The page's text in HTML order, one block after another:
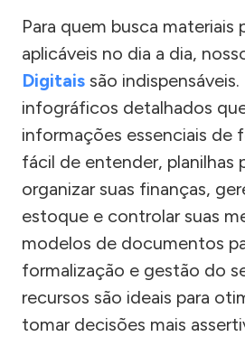
Para quem busca materiais
aplicáveis no dia a dia,
Digitais são
infográficos detalhados
informações essenciais de
fácil de entender, planilhas
organizar suas finanças,
estoque e controlar suas
modelos de documentos
formalização e gestão do
recursos são ideais para
tomar decisões mais